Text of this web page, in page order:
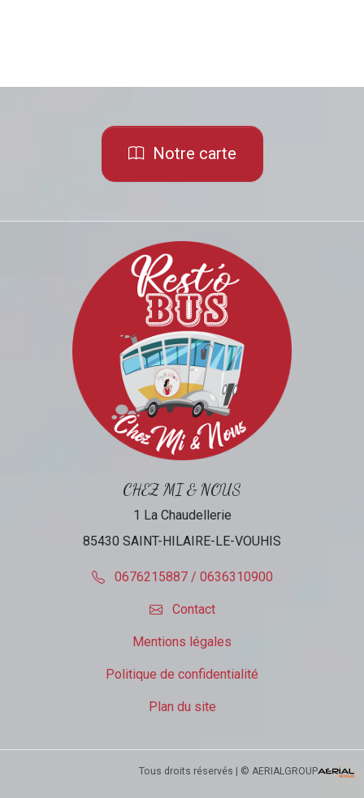
Notre carte
CHEZ MI & NOUS
1 La Chaudellerie
85430 SAINT-HILAIRE-LE-VOUHIS
0676215887 / 0636310900
Contact
Mentions légales
Politique de confidentialité
Plan du site
Tous droits réservés | © AERIALGROUP